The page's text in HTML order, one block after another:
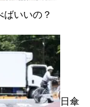
ばいいの？
日傘